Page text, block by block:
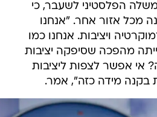
הפלסטיני לשעבר, כי
מכל אזור אחר. "אנחנו
ויציבות. אנחנו כמו
מהפכה שסיפקה יציבות
אפשר לצפות ליציבות
בקנה מידה כזה", אמר.